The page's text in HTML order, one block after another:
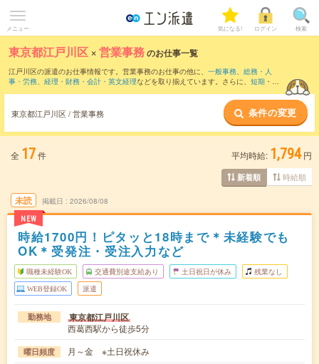
メニュー 気になる! ログイン 検索
東京都江戸川区 ×営業事務のお仕事一覧
江戸川区の派遣のお仕事情報です。営業事務のお仕事の他に、 一般事務、 総務・人
事・労務、 経理・財務・会計・英文経理などを取り揃えています。さらに、 短期 ・ 単
東京都江戸川区 / 営業事務 条件の変更
全 17件 平均時給: 1,794 円
新着順 時給順
未読
NEW
掲載日 2026/08/08
時給1700円！ピタッと18時まで＊未経験でも
OK＊受発注・受注入力など
職種未経験OK 交通費別途支給あり 土日祝日が休み 残業なし
WEB登録OK 派遣
勤務地 東京都江戸川区
西葛西駅から徒歩5分
曜日頻度 月～金 ※土日祝休み